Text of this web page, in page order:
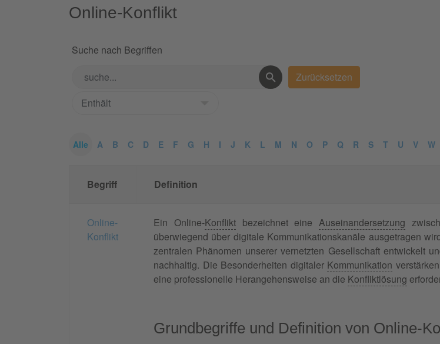
Online-Konflikt
Suche nach Begriffen
Alle A B C D E F G H I J K L M N O P Q R S T U V W
Begriff Definition
Online-
Konflikt
Ein Online-Konfliktbezeichnet eine Auseinandersetzung
überwiegend über digitale Kommunikationskanäle ausgetragen
zentralen Phänomen unserer vernetzten Gesellschaft entwickelt
nachhaltig. Die Besonderheiten digitaler Kommunikation
eine professionelle Herangehensweise an die Konfliktlösung
Grundbegriffe und Definition von Online-